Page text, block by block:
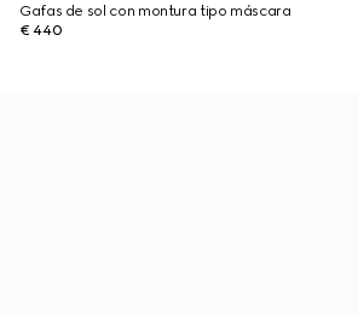
Gafas de sol con montura tipo máscara
€ 440